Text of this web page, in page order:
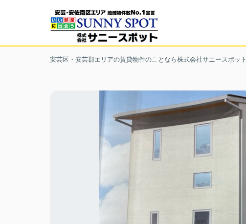
安芸区・安芸郡エリアの賃貸物件のことなら株式会社サニースポット